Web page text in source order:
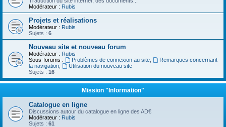
Modérateur : Rubis
Projets et réalisations
Modérateur : Rubis
Sujets : 6
Nouveau site et nouveau forum
Modérateur : Rubis
Sous-forums :
Problèmes de connexion au site,
Remarques concernant
la navigation
Utilisation du nouveau site
Sujets : 16
Mission "Information"
Catalogue en ligne
Discussions autour du catalogue en ligne des AD€
Modérateur : Rubis
Sujets : 61